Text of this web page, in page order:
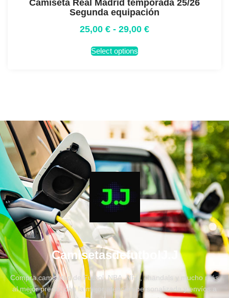
Camiseta Real Madrid temporada 25/26
Segunda equipación
25,00 € - 29,00 €
Select options
CamisetasdefutbolJ.J
Compra camisetas de Fútbol, NBA, NFL, chandals y mucho más
al mejor precio, con la mejor atención personalizada y envíos a